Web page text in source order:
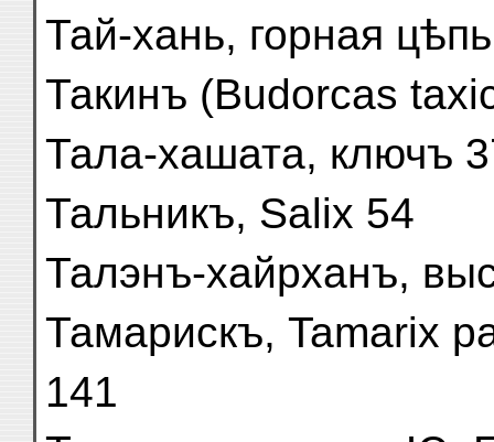
Тай-хань, горная
Такинъ (Budorcas
Тала-хашата, ключъ
Тальникъ, Salix 54
Талэнъ-хайрханъ,
Тамарискъ, Tamarix
141